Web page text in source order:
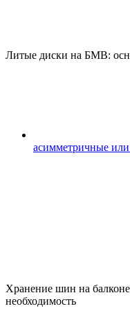
Литые диски на БМВ:
асимметричные
Хранение шин на
необходимость